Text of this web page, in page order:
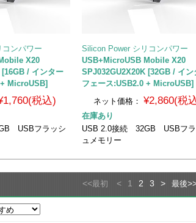
ンパワー
X20
/ インター
MicroUSB]
税込)
USBフラッシ
Silicon Power シリコンパワー
USB+MicroUSB Mobile X20
SPJ032GU2X20K [32GB / イン
フェース:USB2.0 + MicroUSB]
ネット価格： ¥2,860(税
在庫あり
USB 2.0接続 32GB USBフラ
ュメモリー
<<最初 < 1 2 3 > 最後